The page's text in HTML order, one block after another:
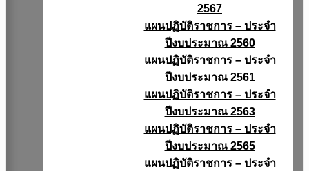
2567
แผนปฏิบัติราชการ – ประจำ
ปีงบประมาณ 2560
แผนปฏิบัติราชการ – ประจำ
ปีงบประมาณ 2561
แผนปฏิบัติราชการ – ประจำ
ปีงบประมาณ 2563
แผนปฏิบัติราชการ – ประจำ
ปีงบประมาณ 2565
แผนปฏิบัติราชการ – ประจำ